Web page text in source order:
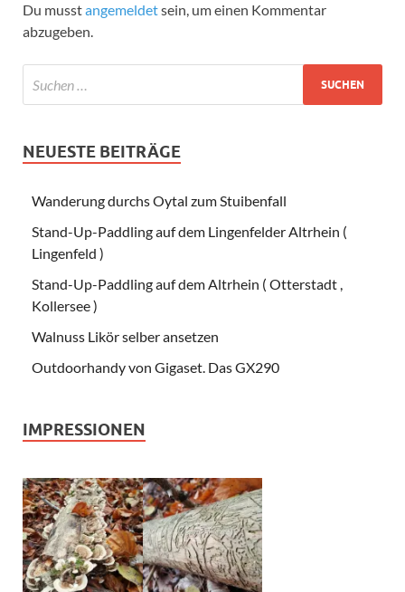
Du musstangemeldetsein, um einen Kommentar
abzugeben.
NEUESTE BEITRÄGE
Wanderung durchs Oytal zum Stuibenfall
Stand-Up-Paddling auf dem Lingenfelder Altrhein (
Lingenfeld )
Stand-Up-Paddling auf dem Altrhein ( Otterstadt ,
Kollersee )
Walnuss Likör selber ansetzen
Outdoorhandy von Gigaset. Das GX290
IMPRESSIONEN